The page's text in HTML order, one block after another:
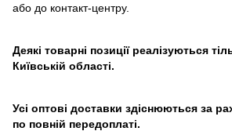
або до контакт-центру.
Деякі товарні позиції реалізуються
Київській області.
Усі оптові доставки здіснюються за
по повній передоплаті.